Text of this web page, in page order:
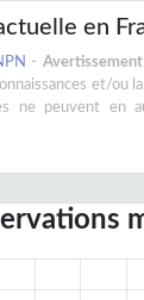
en
-
et/ou
ne peuvent en